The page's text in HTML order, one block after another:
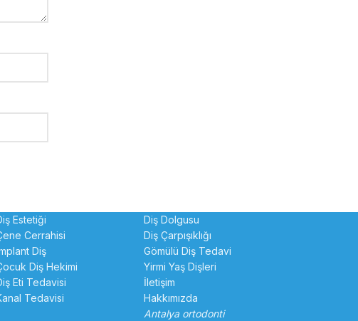
Estetiği
Cerrahisi
Diş
Diş Hekimi
Eti Tedavisi
Tedavisi
Diş Dolgusu
Diş Çarpışıklığı
Gömülü Diş Tedavi
Yirmi Yaş Dişleri
İletişim
Hakkımızda
Antalya ortodonti